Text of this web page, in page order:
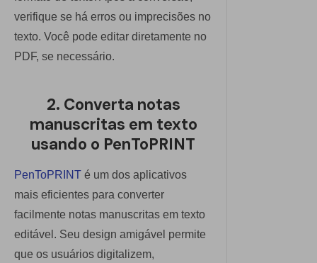
verifique se há erros ou imprecisões no
texto. Você pode editar diretamente no
PDF, se necessário.
2. Converta notas
manuscritas em texto
usando o PenToPRINT
PenToPRINT é um dos aplicativos
mais eficientes para converter
facilmente notas manuscritas em texto
editável. Seu design amigável permite
que os usuários digitalizem,